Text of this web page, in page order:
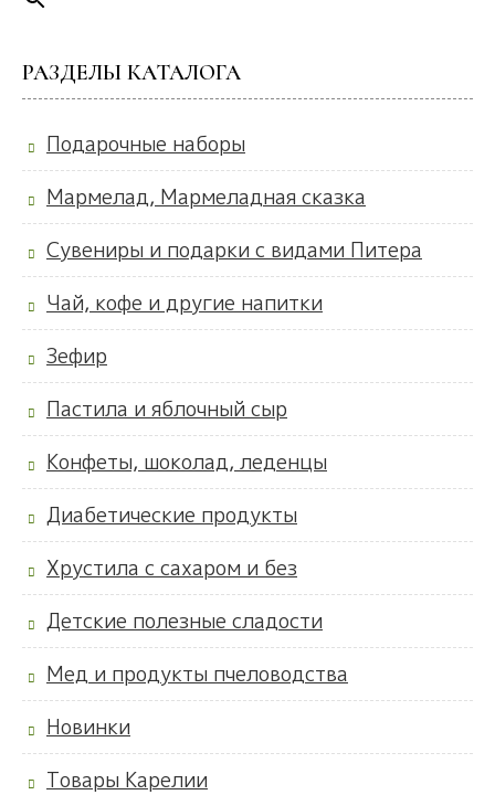
РАЗДЕЛЫ КАТАЛОГА
Подарочные наборы
Мармелад, Мармеладная сказка
Сувениры и подарки с видами Питера
Чай, кофе и другие напитки
Зефир
Пастила и яблочный сыр
Конфеты, шоколад, леденцы
Диабетические продукты
Хрустила с сахаром и без
Детские полезные сладости
Мед и продукты пчеловодства
Новинки
Товары Карелии